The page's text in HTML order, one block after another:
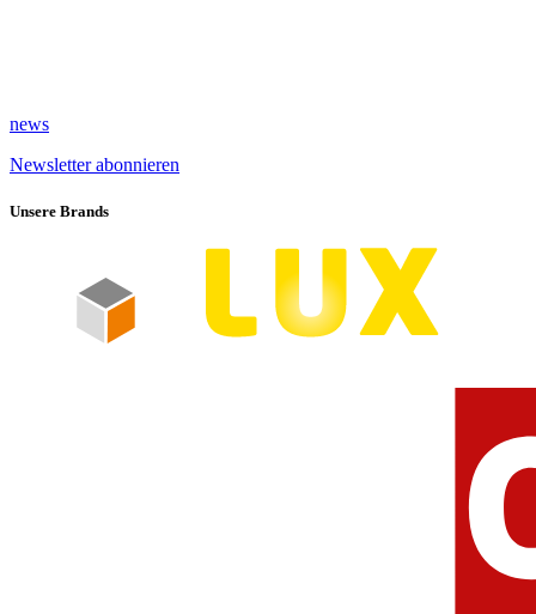
news
Newsletter abonnieren
Unsere Brands